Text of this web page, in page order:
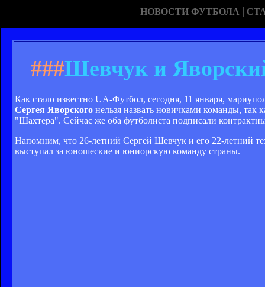
НОВОСТИ ФУТБОЛА |
###Шевчук и
Как стало известно UA-Футбол, сегодня, 11 января,
Сергея Яворского нельзя назвать новичками команды, так
"Шахтера". Сейчас же оба футболиста подписали
Напомним, что 26-летний Сергей Шевчук и его 22-летний
выступал за юношеские и юниорскую команду страны.